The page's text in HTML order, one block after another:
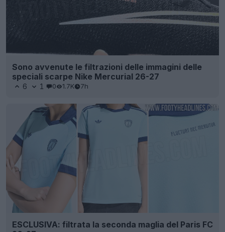
Sono avvenute le filtrazioni delle immagini delle
speciali scarpe Nike Mercurial 26-27
6 1 0 1.7K 7h
ESCLUSIVA: filtrata la seconda maglia del Paris FC